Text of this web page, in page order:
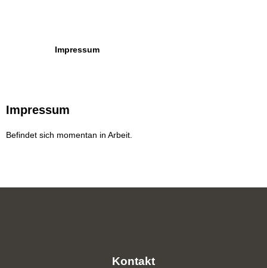
Impressum
Impressum
Befindet sich momentan in Arbeit.
Kontakt